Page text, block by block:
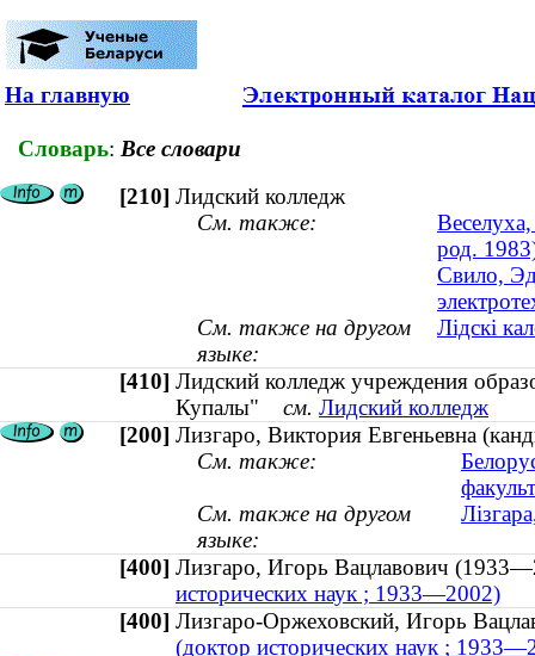
На главную
Словарь: Все словари
[210] Лидский колледж
См. также:
род.
Свило,
См. также на другом
языке:
Лідскі
[410] Лидский колледж учреждения
Купалы" см. Лидский колледж
[200] Лизгаро, Виктория Евгеньевна
См. также:
См. также на другом
языке:
[400] Лизгаро, Игорь Вацлавович
исторических наук ; 1933—2002)
[400] Лизгаро-Оржеховский, Игорь
(доктор исторических наук ;